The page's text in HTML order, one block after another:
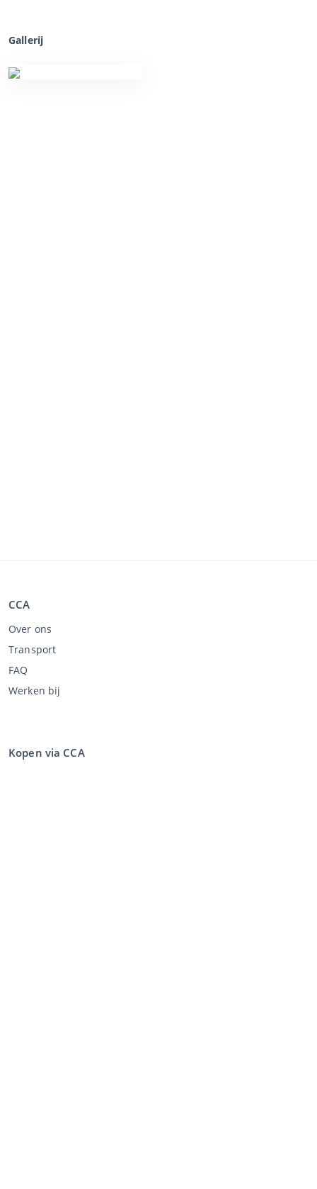
Gallerij
CCA
Over ons
Transport
FAQ
Werken bij
Kopen via CCA